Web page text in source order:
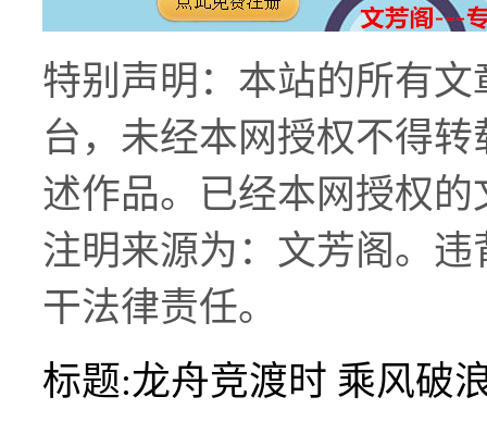
特别声明：本站的所有
台，未经本网授权不得
述作品。已经本网授权
注明来源为：文芳阁。
干法律责任。
标题:龙舟竞渡时 乘风